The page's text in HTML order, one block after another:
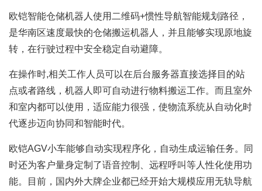
欧铠智能仓储机器人 使用二维码+惯性导航智能规划路径，
是华南区速度最快的仓储搬运机器人，并且能够实现原地旋
转，在行驶过程中安全稳定自动避障。
在操作时,相关工作人员可以在后台服务器直接选择目的站
点或者路线，机器人即可自动进行物料搬运工作。而且室外
和室内都可以使用，适应能力很强，使物流系统从自动化时
代逐步迈向协同和智能时代。
欧铠AGV小车能够自动实现程序化，自动生成运输任务。同
时还为客户量身定制了语音控制、远程呼叫等人性化使用功
能。目前，国内外大牌企业都已经开始大规模应用无轨导航